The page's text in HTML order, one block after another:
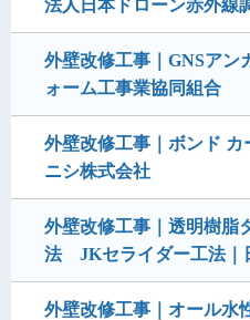
法人日本ドローン赤外線
外壁改修工事｜GNSアン
ォーム工事業協同組合
外壁改修工事｜ボンド
ニシ株式会社
外壁改修工事｜透明樹脂
法 JKセライダー工法｜
外壁改修工事｜オール水